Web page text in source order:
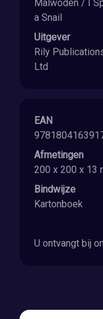
Malwoden / I
a Snail
Uitgever
Rily
Ltd
EAN
Afmetingen
200 x 200 x 13
Bindwijze
Kartonboek
U ontvangt bij